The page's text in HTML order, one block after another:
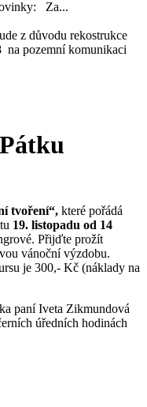
Za...
z důvodu rekostrukce
na pozemní komunikaci
tvoření“, které pořádá
19. listopadu od 14
Přijďte prožít
vánoční výzdobu.
je 300,- Kč (náklady na
paní Iveta Zikmundová
úředních hodinách